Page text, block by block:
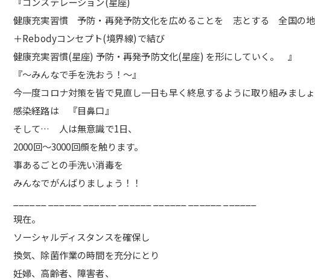
健康充実習慣 予防・再発予防文化を広めることを 志とする 全国の地
＋Rebodyコンセプト(境界線)で結び
健康充実習慣(星座) 予防・再発予防文化(星座) を形にしていく。 』
『〜みんなで手を洗おう！〜』
今一度コロナ対策を皆で見直し一日も早く終息するように取り組みましょ
感染経路は 『目鼻口』
そして… 人は無意識で1日、
2000回〜3000回顔を触ります。
事あるごとの手洗い消毒を
みんなでがんばりましょう！！
現在。
ソーシャルディスタンスを確保し
換気、除菌作業の時間を充分にとり
妊婦、高齢者、障害者、